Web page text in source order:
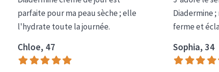
COLLECTION
Essentials
Lift+
Expert
parfaite pour ma peau sèche ; elle
l'hydrate toute la journée.
Chloe, 47
Diadermine
ferme et
Sophia, 34